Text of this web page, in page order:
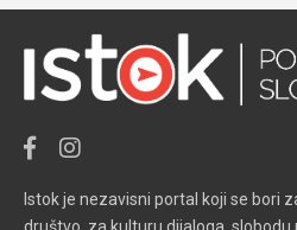
Istok je nezavisni portal koji se bori
društvo, za kulturu dijaloga,